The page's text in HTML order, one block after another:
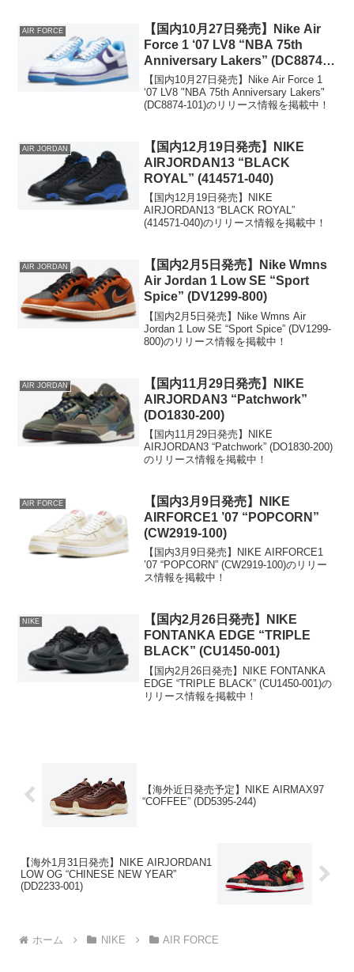
AIR FORCE
【国内10月27日発売】Nike Air
Force 1 ‘07 LV8 “NBA 75th
Anniversary Lakers” (DC8874-
101)
【国内10月27日発売】Nike Air Force 1
‘07 LV8 "NBA 75th Anniversary Lakers"
(DC8874-101)のリリース情報を掲載中！
AIR JORDAN
【国内12月19日発売】NIKE
AIRJORDAN13 “BLACK
ROYAL” (414571-040)
【国内12月19日発売】NIKE
AIRJORDAN13 “BLACK ROYAL”
(414571-040)のリリース情報を掲載中！
AIR JORDAN
【国内2月5日発売】Nike Wmns
Air Jordan 1 Low SE “Sport
Spice” (DV1299-800)
【国内2月5日発売】Nike Wmns Air
Jordan 1 Low SE “Sport Spice” (DV1299-
800)のリリース情報を掲載中！
AIR JORDAN
【国内11月29日発売】NIKE
AIRJORDAN3 “Patchwork”
(DO1830-200)
【国内11月29日発売】NIKE
AIRJORDAN3 “Patchwork” (DO1830-200)
のリリース情報を掲載中！
AIR FORCE
【国内3月9日発売】NIKE
AIRFORCE1 ’07 “POPCORN”
(CW2919-100)
【国内3月9日発売】NIKE AIRFORCE1
’07 “POPCORN” (CW2919-100)のリリー
ス情報を掲載中！
NIKE
【国内2月26日発売】NIKE
FONTANKA EDGE “TRIPLE
BLACK” (CU1450-001)
【国内2月26日発売】NIKE FONTANKA
EDGE “TRIPLE BLACK” (CU1450-001)の
リリース情報を掲載中！
【海外近日発売予定】NIKE AIRMAX97
“COFFEE” (DD5395-244)
【海外1月31日発売】NIKE AIRJORDAN1
LOW OG “CHINESE NEW YEAR”
(DD2233-001)
ホーム NIKE AIR FORCE